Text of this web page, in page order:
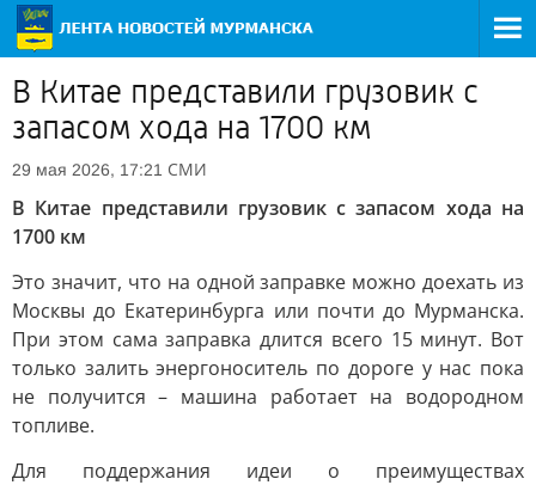
В Китае представили грузовик с
запасом хода на 1700 км
29 мая 2026, 17:21 СМИ
В Китае представили грузовик с запасом хода на
1700 км
Это значит, что на одной заправке можно доехать из
Москвы до Екатеринбурга или почти до Мурманска.
При этом сама заправка длится всего 15 минут. Вот
только залить энергоноситель по дороге у нас пока
не получится – машина работает на водородном
топливе.
Для поддержания идеи о преимуществах